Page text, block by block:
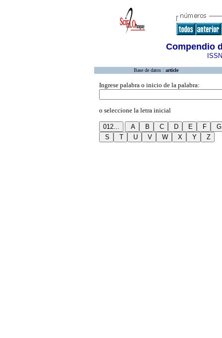
Compendio
Base de datos : article
Ingrese palabra o inicio de la palabra:
o seleccione la letra inicial